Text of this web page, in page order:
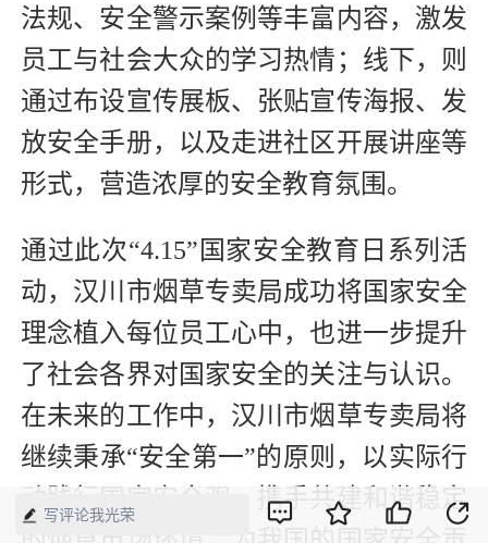
法规、安全警示案例等丰富内容，激发
员工与社会大众的学习热情；线下，则
通过布设宣传展板、张贴宣传海报、发
放安全手册，以及走进社区开展讲座等
形式，营造浓厚的安全教育氛围。
通过此次“4.15”国家安全教育日系列活
动，汉川市烟草专卖局成功将国家安全
理念植入每位员工心中，也进一步提升
了社会各界对国家安全的关注与认识。
在未来的工作中，汉川市烟草专卖局将
继续秉承“安全第一”的原则，以实际行
动践行国家安全观，携手共建和谐稳定
的烟草市场环境，为我国的国家安全贡
写评论我光荣